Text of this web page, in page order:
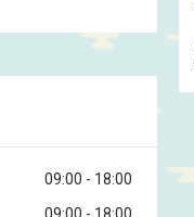
09:00
18:00
09:00
18:00